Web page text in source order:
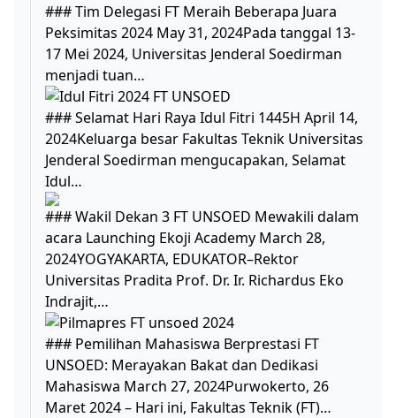
### Tim Delegasi FT Meraih Beberapa Juara
Peksimitas 2024 May 31, 2024Pada tanggal 13-
17 Mei 2024, Universitas Jenderal Soedirman
menjadi tuan…
### Selamat Hari Raya Idul Fitri 1445H April 14,
2024Keluarga besar Fakultas Teknik Universitas
Jenderal Soedirman mengucapakan, Selamat
Idul…
### Wakil Dekan 3 FT UNSOED Mewakili dalam
acara Launching Ekoji Academy March 28,
2024YOGYAKARTA, EDUKATOR–Rektor
Universitas Pradita Prof. Dr. Ir. Richardus Eko
Indrajit,…
### Pemilihan Mahasiswa Berprestasi FT
UNSOED: Merayakan Bakat dan Dedikasi
Mahasiswa March 27, 2024Purwokerto, 26
Maret 2024 – Hari ini, Fakultas Teknik (FT)…